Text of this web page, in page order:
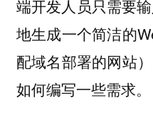
端开发人员只需要
地生成一个简洁的
配域名部署的网站
如何编写一些需求。